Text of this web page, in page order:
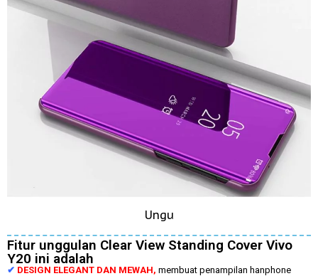
Ungu
Fitur unggulan Clear View Standing Cover Vivo
Y20 ini adalah
✔ DESIGN ELEGANT DAN MEWAH, membuat penampilan hanphone